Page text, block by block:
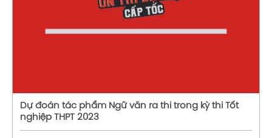
Dự đoán tác phẩm Ngữ văn ra thi trong kỳ thi Tốt
nghiệp THPT 2023